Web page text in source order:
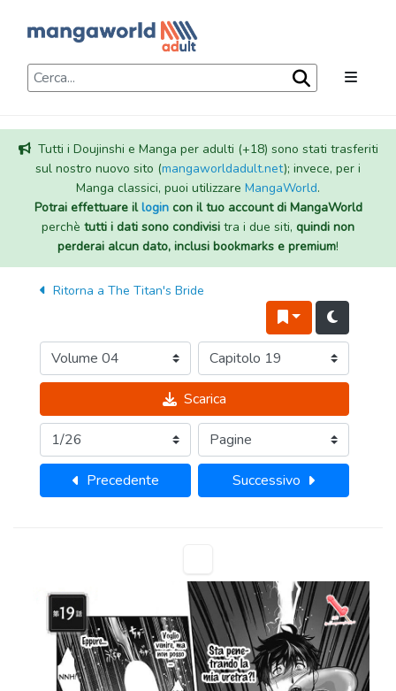
Tutti i Doujinshi e Manga per adulti (+18) sono stati trasferiti
sul nostro nuovo sito (mangaworldadult.net); invece, per i
Manga classici, puoi utilizzare MangaWorld.
Potrai effettuare illogincon il tuo account di MangaWorld
perchè tutti i dati sono condivisi tra i due siti, quindi non
perderai alcun dato, inclusi bookmarks e premium!
Ritorna a The Titan's Bride
Scarica
Precedente Successivo